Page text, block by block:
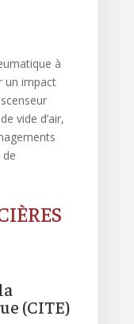
à
un impact
vide d’air,
(CITE)